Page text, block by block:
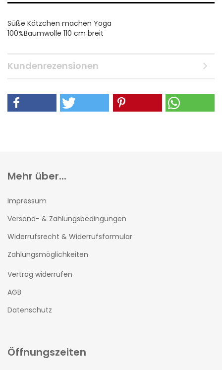
Süße Kätzchen machen Yoga
100%Baumwolle 110 cm breit
Kundenrezensionen
Mehr über...
Impressum
Versand- & Zahlungsbedingungen
Widerrufsrecht & Widerrufsformular
Zahlungsmöglichkeiten
Vertrag widerrufen
AGB
Datenschutz
Öffnungszeiten